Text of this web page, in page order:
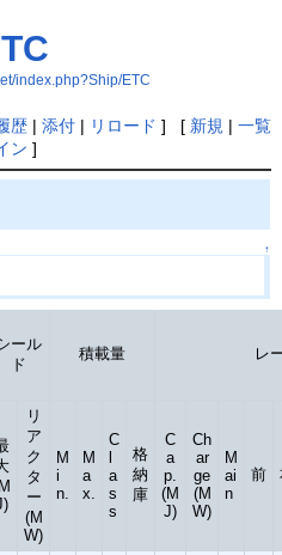
index.php?Ship/ETC
歴| 添付| リロード ] [ 新規 | 一覧
ン ]
↑
ール
ド
積載量 レ
リ
ア
ク
タ
ー
(M
W)
M
i
n.
M
a
x.
C
l
a
s
s
格
納
庫
C
a
p.
(M
J)
Ch
ar
ge
(M
W)
M
ai
n
前